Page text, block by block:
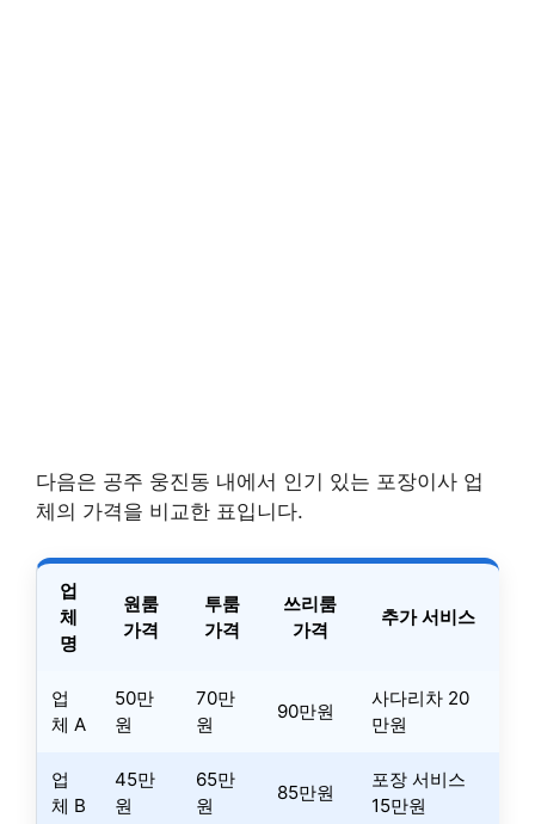
다음은 공주 웅진동 내에서 인기 있는 포장이사 업
체의 가격을 비교한 표입니다.
업
체
명
원룸
가격
투룸
가격
쓰리룸
가격
추가 서비스
업
체 A
50만
원
70만
원
90만원
사다리차 20
만원
업
체 B
45만
원
65만
원
85만원
포장 서비스
15만원